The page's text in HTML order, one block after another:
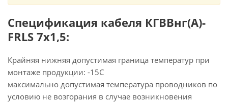
Спецификация кабеля КГВВнг(А)-
FRLS 7х1,5:
Крайняя нижняя допустимая граница температур при
монтаже продукции: -15С
максимально допустимая температура проводников по
условию не возгорания в случае возникновения